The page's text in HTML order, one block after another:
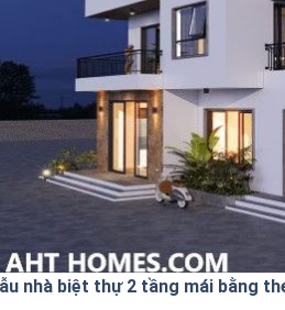
nhà biệt thự 2 tầng mái bằng